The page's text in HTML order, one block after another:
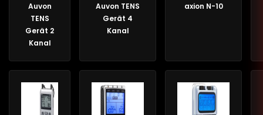
Auvon
TENS
Gerät 2
Kanal
Auvon TENS
Gerät 4
Kanal
axion N-10